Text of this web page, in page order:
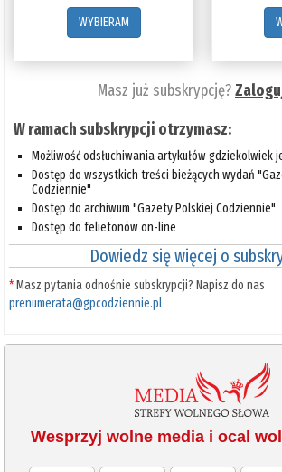
WYBIERAM
Masz już subskrypcję?
W ramach subskrypcji otrzymasz:
Możliwość odsłuchiwania artykułów gdziekolwiek
Dostęp do wszystkich treści bieżących wydań
Codziennie"
Dostęp do archiwum "Gazety Polskiej Codziennie"
Dostęp do felietonów on-line
Dowiedz się więcej o
*Masz pytania odnośnie subskrypcji? Napisz do nas
prenumerata@gpcodziennie.pl
Wesprzyj wolne media i ocal